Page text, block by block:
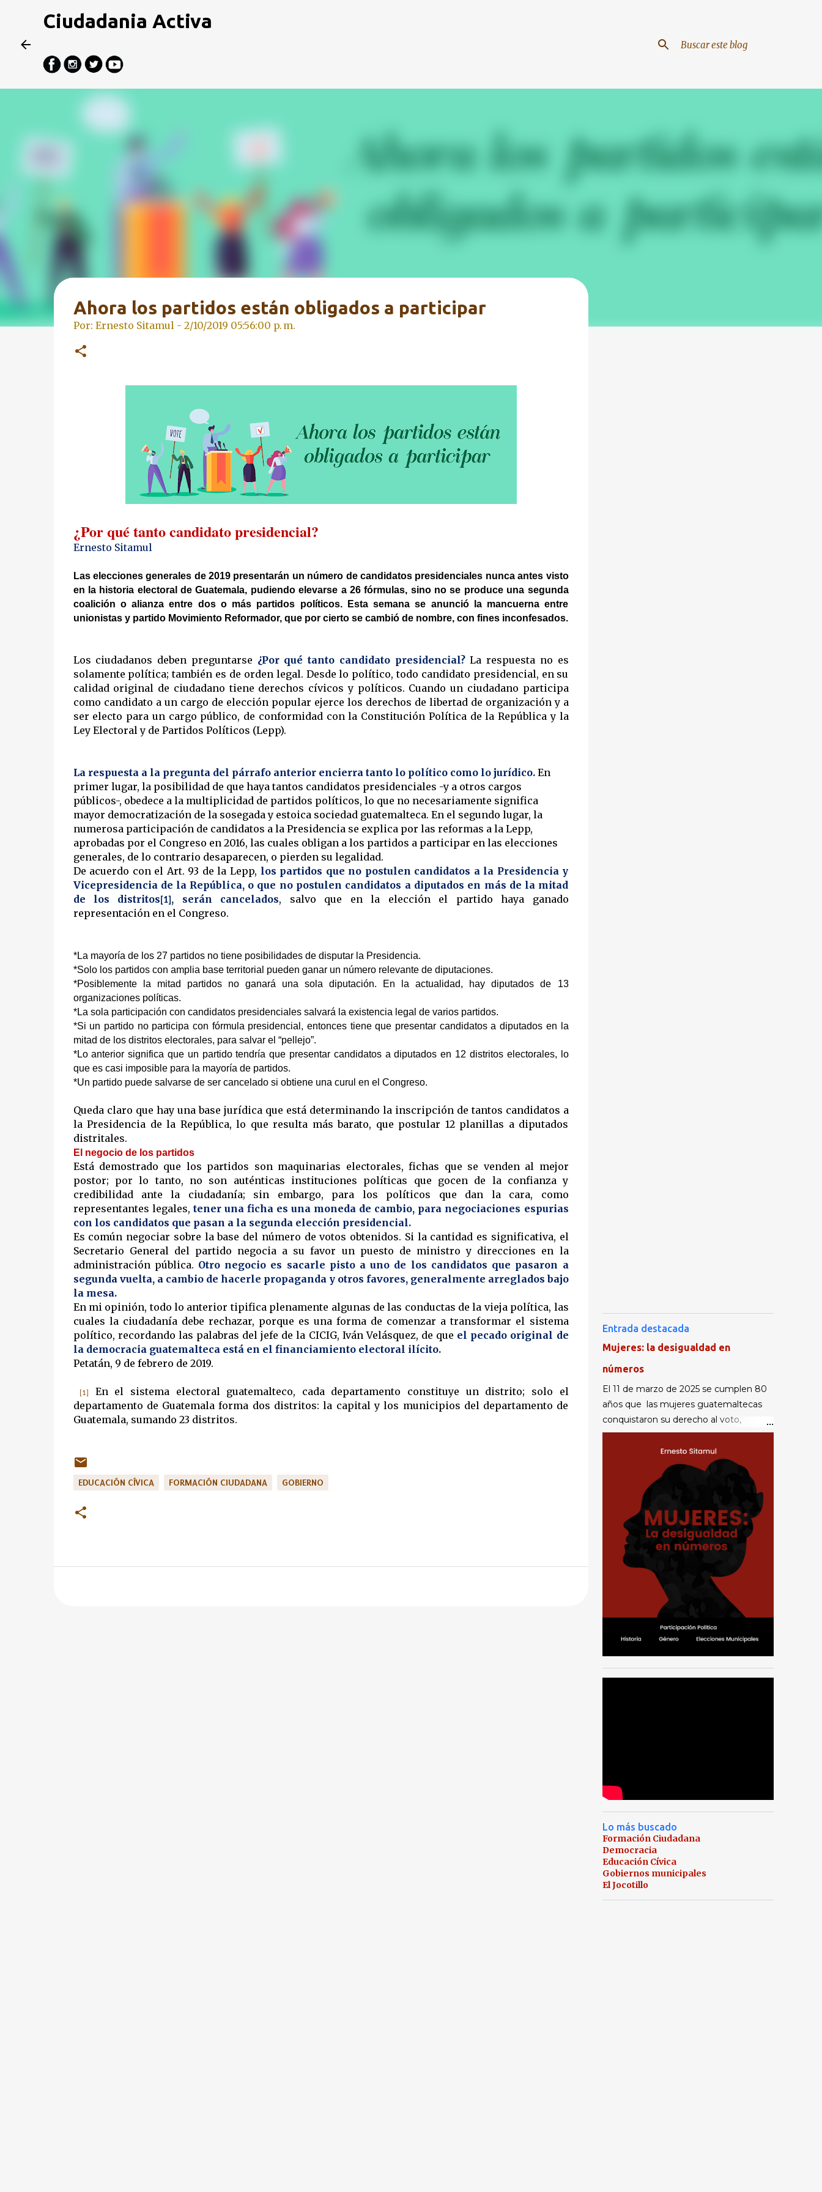
Ciudadania Activa
Ahora los partidos están obligados a participar
Por: Ernesto Sitamul - 2/10/2019 05:56:00 p. m.
¿Por qué tanto candidato presidencial?
Ernesto Sitamul
Las elecciones generales de 2019 presentarán un número de candidatos presidenciales nunca antes visto
en la historia electoral de Guatemala, pudiendo elevarse a 26 fórmulas, sino no se produce una segunda
coalición o alianza entre dos o más partidos políticos. Esta semana se anunció la mancuerna entre
unionistas y partido Movimiento Reformador, que por cierto se cambió de nombre, con fines inconfesados.
Los ciudadanos deben preguntarse ¿Por qué tanto candidato presidencial? La respuesta no es
solamente política; también es de orden legal. Desde lo político, todo candidato presidencial, en su
calidad original de ciudadano tiene derechos cívicos y políticos. Cuando un ciudadano participa
como candidato a un cargo de elección popular ejerce los derechos de libertad de organización y a
ser electo para un cargo público, de conformidad con la Constitución Política de la República y la
Ley Electoral y de Partidos Políticos (Lepp).
La respuesta a la pregunta del párrafo anterior encierra tanto lo político como lo jurídico. En
primer lugar, la posibilidad de que haya tantos candidatos presidenciales -y a otros cargos
públicos-, obedece a la multiplicidad de partidos políticos, lo que no necesariamente significa
mayor democratización de la sosegada y estoica sociedad guatemalteca. En el segundo lugar, la
numerosa participación de candidatos a la Presidencia se explica por las reformas a la Lepp,
aprobadas por el Congreso en 2016, las cuales obligan a los partidos a participar en las elecciones
generales, de lo contrario desaparecen, o pierden su legalidad.
De acuerdo con el Art. 93 de la Lepp, los partidos que no postulen candidatos a la Presidencia y
Vicepresidencia de la República, o que no postulen candidatos a diputados en más de la mitad
de los distritos [1] , serán cancelados, salvo que en la elección el partido haya ganado
representación en el Congreso.
*La mayoría de los 27 partidos no tiene posibilidades de disputar la Presidencia.
*Solo los partidos con amplia base territorial pueden ganar un número relevante de diputaciones.
*Posiblemente la mitad partidos no ganará una sola diputación. En la actualidad, hay diputados de 13
organizaciones políticas.
*La sola participación con candidatos presidenciales salvará la existencia legal de varios partidos.
*Si un partido no participa con fórmula presidencial, entonces tiene que presentar candidatos a diputados en la
mitad de los distritos electorales, para salvar el “pellejo”.
*Lo anterior significa que un partido tendría que presentar candidatos a diputados en 12 distritos electorales, lo
que es casi imposible para la mayoría de partidos.
*Un partido puede salvarse de ser cancelado si obtiene una curul en el Congreso.
Queda claro que hay una base jurídica que está determinando la inscripción de tantos candidatos a
la Presidencia de la República, lo que resulta más barato, que postular 12 planillas a diputados
distritales.
El negocio de los partidos
Está demostrado que los partidos son maquinarias electorales, fichas que se venden al mejor
postor; por lo tanto, no son auténticas instituciones políticas que gocen de la confianza y
credibilidad ante la ciudadanía; sin embargo, para los políticos que dan la cara, como
representantes legales, tener una ficha es una moneda de cambio, para negociaciones espurias
con los candidatos que pasan a la segunda elección presidencial.
Es común negociar sobre la base del número de votos obtenidos. Si la cantidad es significativa, el
Secretario General del partido negocia a su favor un puesto de ministro y direcciones en la
administración pública. Otro negocio es sacarle pisto a uno de los candidatos que pasaron a
segunda vuelta, a cambio de hacerle propaganda y otros favores, generalmente arreglados bajo
la mesa.
En mi opinión, todo lo anterior tipifica plenamente algunas de las conductas de la vieja política, las
cuales la ciudadanía debe rechazar, porque es una forma de comenzar a transformar el sistema
político, recordando las palabras del jefe de la CICIG, Iván Velásquez, de que el pecado original de
la democracia guatemalteca está en el financiamiento electoral ilícito.
Petatán, 9 de febrero de 2019.
[1]
En el sistema electoral guatemalteco, cada departamento constituye un distrito; solo el
departamento de Guatemala forma dos distritos: la capital y los municipios del departamento de
Guatemala, sumando 23 distritos.
EDUCACIÓN CÍVICA FORMACIÓN CIUDADANA GOBIERNO
Entrada destacada
Mujeres: la desigualdad en
números
El 11 de marzo de 2025 se cumplen 80
años que las mujeres guatemaltecas
conquistaron su derecho al voto,
durante el primer gobierno de la
Revolución de Octubre. No obstante,
persiste la desigualdad en la
participación política y por consiguiente
en el acceso al poder . Los datos y
evidencias que aquí se presentan hacen
incontestable la abismal desigualdad
que afecta a las mujeres, quienes
constituyen más de la mitad de la
población guatemalteca. Como
muestra no estadística de país, esa
desigualdad se puede apreciar en las 16
municipalidades de Sacatepéquez , con
datos oficiales de ocho elecciones
mujeres en el padrón electora l (2023),
Lo más buscado
Formación Ciudadana
Democracia
Educación Cívica
Gobiernos municipales
El Jocotillo